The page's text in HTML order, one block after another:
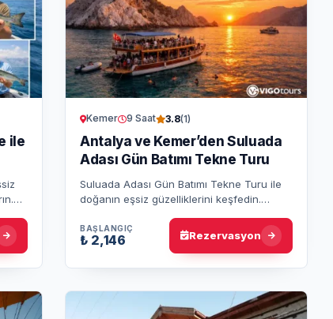
ile
Kemer 9 Saat 3.8(1)
Antalya ve Kemer’den Suluada
Adası Gün Batımı Tekne Turu
Suluada Adası Gün Batımı Tekne Turu ile
doğanın eşsiz güzelliklerini keşfedin.
ziyareti ve akşam yemeği dah…
BAŞLANGIÇ
₺ 2,146 Rezervasyon